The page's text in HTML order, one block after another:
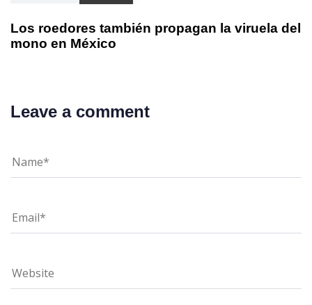
Los roedores también propagan la viruela del
mono en México
Leave a comment